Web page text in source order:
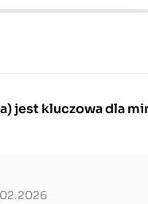
jest kluczowa dla